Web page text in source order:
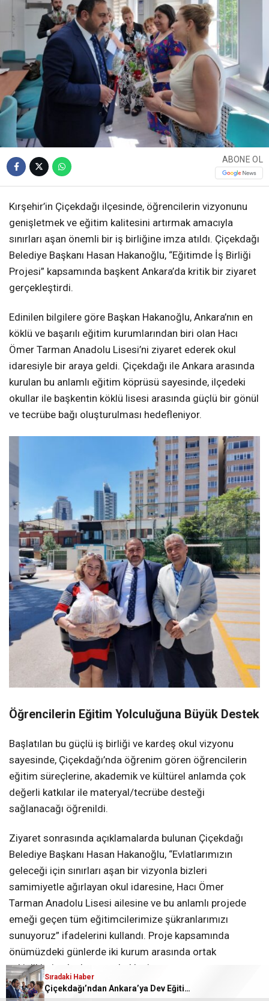
Sıradaki Haber
Yozgat’ta LGS’de Tarihi Başarı: İl Birincisi Sayısı 3’e Katlandı!
Sıradaki Haber
Çiçekdağı’ndan Ankara’ya Dev Eğitim Köprüsü!
ABONE OL
Kırşehir’in Çiçekdağı ilçesinde, öğrencilerin vizyonunu
genişletmek ve eğitim kalitesini artırmak amacıyla
sınırları aşan önemli bir iş birliğine imza atıldı. Çiçekdağı
Belediye Başkanı Hasan Hakanoğlu, “Eğitimde İş Birliği
Projesi” kapsamında başkent Ankara’da kritik bir ziyaret
gerçekleştirdi.
Edinilen bilgilere göre Başkan Hakanoğlu, Ankara’nın en
köklü ve başarılı eğitim kurumlarından biri olan Hacı
Ömer Tarman Anadolu Lisesi’ni ziyaret ederek okul
idaresiyle bir araya geldi. Çiçekdağı ile Ankara arasında
kurulan bu anlamlı eğitim köprüsü sayesinde, ilçedeki
okullar ile başkentin köklü lisesi arasında güçlü bir gönül
ve tecrübe bağı oluşturulması hedefleniyor.
Öğrencilerin Eğitim Yolculuğuna Büyük Destek
Başlatılan bu güçlü iş birliği ve kardeş okul vizyonu
sayesinde, Çiçekdağı’nda öğrenim gören öğrencilerin
eğitim süreçlerine, akademik ve kültürel anlamda çok
değerli katkılar ile materyal/tecrübe desteği
sağlanacağı öğrenildi.
Ziyaret sonrasında açıklamalarda bulunan Çiçekdağı
Belediye Başkanı Hasan Hakanoğlu, “Evlatlarımızın
geleceği için sınırları aşan bir vizyonla bizleri
samimiyetle ağırlayan okul idaresine, Hacı Ömer
Tarman Anadolu Lisesi ailesine ve bu anlamlı projede
emeği geçen tüm eğitimcilerimize şükranlarımızı
sunuyoruz” ifadelerini kullandı. Proje kapsamında
önümüzdeki günlerde iki kurum arasında ortak
etkinliklerin planlanması bekleniyor.